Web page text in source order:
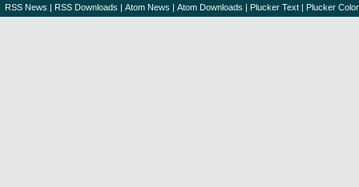
RSS News | RSS Downloads | Atom News | Atom Downloads | Plucker Text | Plucker Color